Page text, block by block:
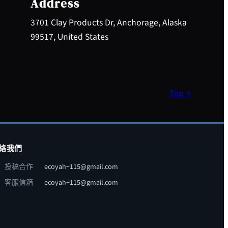
Address
3701 Clay Products Dr, Anchorage, Alaska
99517, United States
Top ↑
我們
投稿合作
ecoyah+115@gmail.com
客服信箱
ecoyah+115@gmail.com